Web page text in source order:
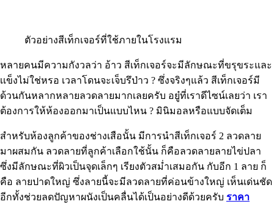
ตัวอย่างสีเท็กเจอร์ที่ใช้ภายในโรงแรม
หลายคนมีความกังวลว่า อ้าว สีเท็กเจอร์จะมีลักษณะที่ขรุขระและ
เเข็งไม่ใช่หรอ เวลาโดนจะเจ็บรึป่าว ? ซึ่งจริงๆแล้ว สีเท็กเจอร์มี
ด้วนกันหลากหลายลวดลายมากเลยครับ อยู๋ที่เราดีไซน์เลยว่า เรา
ต้องการให้ห้องออกมาเป็นแบบไหน ? มินิมอลหรือแบบจัดเต็ม
สำหรับห้องลูกค้าของช่างเสือนั้น มีการนำสีเท็กเจอร์ 2 ลวดลาย
มาผสมกัน ลวดลายที่ลูกค้าเลือกใช้นั้น ก็คือลวดลายลายไข่ปลา
ซึ่งมีลักษณะที่ผิวเป็นจุดเล็กๆ เรียงตัวสม่ำเสมอกัน กับอีก 1 ลาย ก็
คือ ลายปาดใหญ่ ซึ่งลายนี้จะมีลวดลายที่ค่อนข้างใหญ่ เห็นเด่นชัด
อีกทั้งช่วยลดปัญหาผนังเป็นคลื่นได้เป็นอย่างดีด้วยครับ ราคา